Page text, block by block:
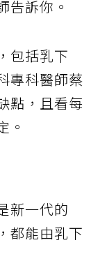
告訴你。
包括乳下
專科醫師蔡
點，且看每
。
新一代的
，都能由乳下